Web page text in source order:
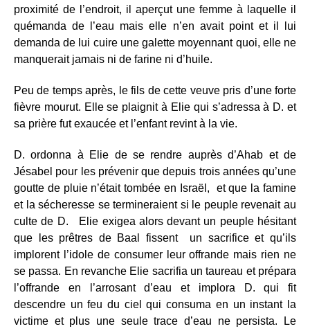
proximité de l’endroit, il aperçut une femme à laquelle il
quémanda de l’eau mais elle n’en avait point et il lui
demanda de lui cuire une galette moyennant quoi, elle ne
manquerait jamais ni de farine ni d’huile.
Peu de temps après, le fils de cette veuve pris d’une forte
fièvre mourut. Elle se plaignit à Elie qui s’adressa à D. et
sa prière fut exaucée et l’enfant revint à la vie.
D. ordonna à Elie de se rendre auprès d’Ahab et de
Jésabel pour les prévenir que depuis trois années qu’une
goutte de pluie n’était tombée en Israël, et que la famine
et la sécheresse se termineraient si le peuple revenait au
culte de D. Elie exigea alors devant un peuple hésitant
que les prêtres de Baal fissent un sacrifice et qu’ils
implorent l’idole de consumer leur offrande mais rien ne
se passa. En revanche Elie sacrifia un taureau et prépara
l’offrande en l’arrosant d’eau et implora D. qui fit
descendre un feu du ciel qui consuma en un instant la
victime et plus une seule trace d’eau ne persista. Le